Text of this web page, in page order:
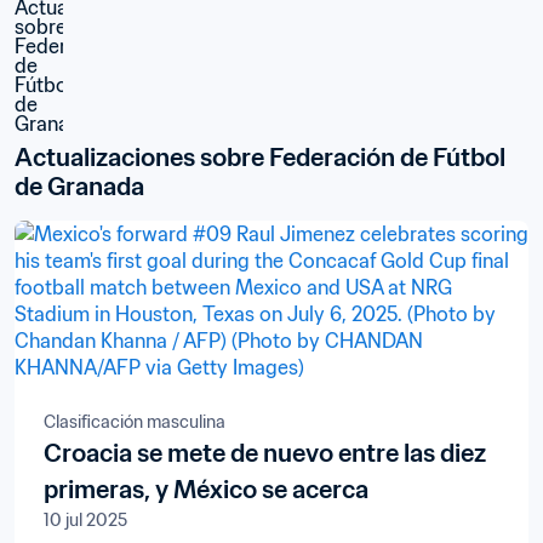
Actualizaciones sobre Federación de Fútbol
de Granada
Clasificación masculina
Croacia se mete de nuevo entre las diez
primeras, y México se acerca
10 jul 2025